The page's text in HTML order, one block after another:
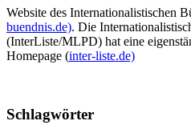
Website des Internationalistischen
buendnis.de). Die
(InterListe/MLPD) hat eine
Homepage (inter-liste.de)
Schlagwörter